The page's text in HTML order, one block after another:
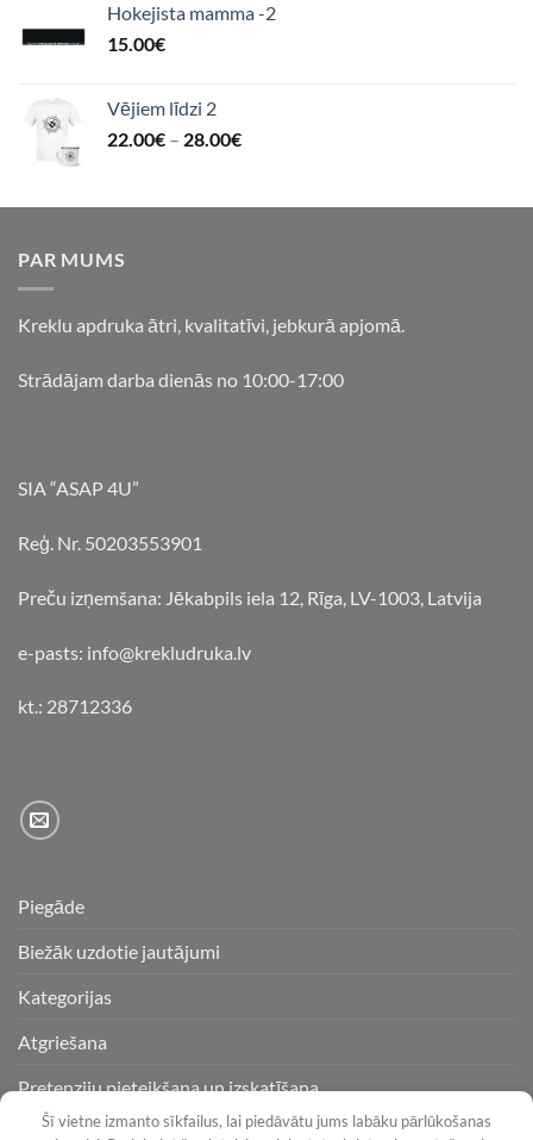
Hokejista mamma -2
15.00€
Vējiem līdzi 2
22.00€ – 28.00€
PAR MUMS
Kreklu apdruka ātri, kvalitatīvi, jebkurā apjomā.
Strādājam darba dienās no 10:00-17:00
SIA “ASAP 4U”
Reģ. Nr. 50203553901
Preču izņemšana: Jēkabpils iela 12, Rīga, LV-1003, Latvija
e-pasts: info@krekludruka.lv
kt.: 28712336
Piegāde
Biežāk uzdotie jautājumi
Kategorijas
Atgriešana
Pretenziju pieteikšana un izskatīšana
Šī vietne izmanto sīkfailus, lai piedāvātu jums labāku pārlūkošanas